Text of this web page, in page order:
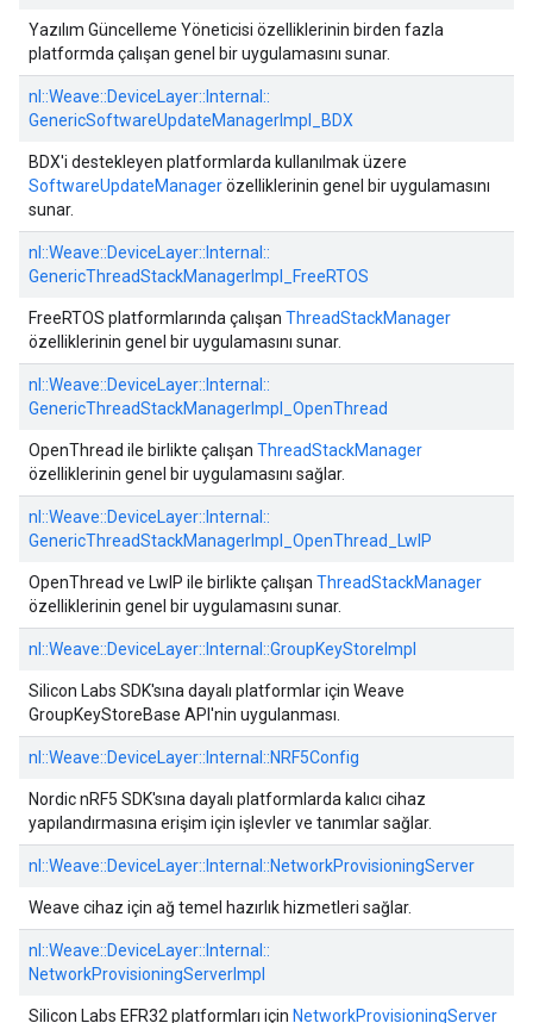
Yazılım Güncelleme Yöneticisi özelliklerinin birden fazla
platformda çalışan genel bir uygulamasını sunar.
nl::Weave::DeviceLayer:: Internal::
GenericSoftwareUpdateManagerImpl_BDX
BDX'i destekleyen platformlarda kullanılmak üzere
SoftwareUpdateManagerözelliklerinin genel bir uygulamasını
sunar.
nl::Weave::DeviceLayer:: Internal::
GenericThreadStackManagerImpl_FreeRTOS
FreeRTOS platformlarında çalışan ThreadStackManager
özelliklerinin genel bir uygulamasını sunar.
nl::Weave::DeviceLayer:: Internal::
GenericThreadStackManagerImpl_OpenThread
OpenThread ile birlikte çalışan ThreadStackManager
özelliklerinin genel bir uygulamasını sağlar.
nl::Weave::DeviceLayer:: Internal::
GenericThreadStackManagerImpl_OpenThread_LwIP
OpenThread ve LwIP ile birlikte çalışan ThreadStackManager
özelliklerinin genel bir uygulamasını sunar.
nl::Weave::DeviceLayer:: Internal::GroupKeyStoreImpl
Silicon Labs SDK'sına dayalı platformlar için Weave
GroupKeyStoreBase API'nin uygulanması.
nl::Weave::DeviceLayer:: Internal::NRF5Config
Nordic nRF5 SDK'sına dayalı platformlarda kalıcı cihaz
yapılandırmasına erişim için işlevler ve tanımlar sağlar.
nl::Weave::DeviceLayer:: Internal::NetworkProvisioningServer
Weave cihaz için ağ temel hazırlık hizmetleri sağlar.
nl::Weave::DeviceLayer:: Internal::
NetworkProvisioningServerImpl
Silicon Labs EFR32 platformları için NetworkProvisioningServer